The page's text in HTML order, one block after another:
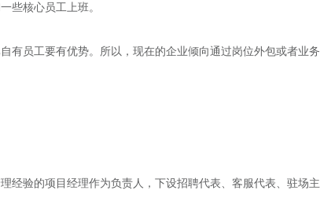
些核心员工上班。
有员工要有优势。所以，现在的企业倾向通过岗位外包或者业务
经验的项目经理作为负责人，下设招聘代表、客服代表、驻场主